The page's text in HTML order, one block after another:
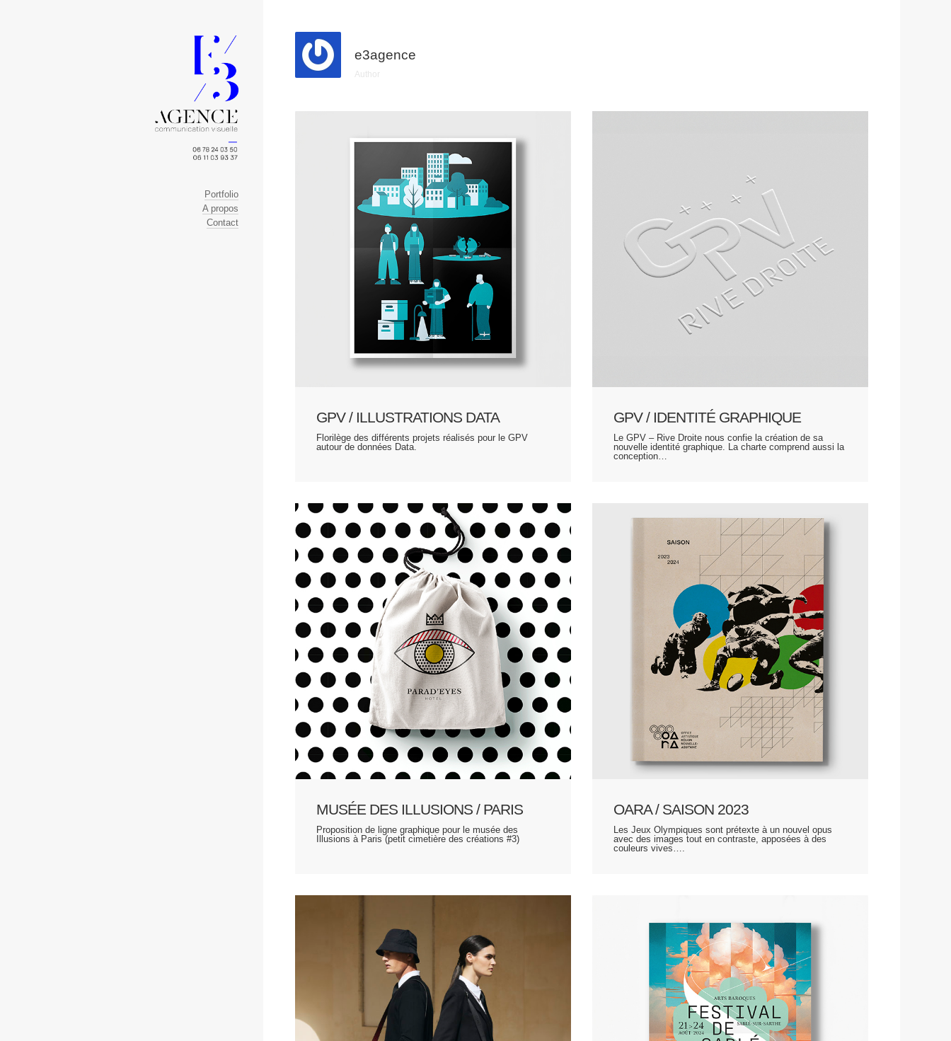
Portfolio
A propos
Contact
e3agence
Author
GPV / ILLUSTRATIONS DATA
Florilège des différents projets réalisés pour le GPV
autour de données Data.
GPV / IDENTITÉ GRAPHIQUE
Le GPV – Rive Droite nous confie la création de sa
nouvelle identité graphique. La charte comprend aussi la
conception…
MUSÉE DES ILLUSIONS / PARIS
Proposition de ligne graphique pour le musée des
Illusions à Paris (petit cimetière des créations #3)
OARA / SAISON 2023
Les Jeux Olympiques sont prétexte à un nouvel opus
avec des images tout en contraste, apposées à des
couleurs vives….